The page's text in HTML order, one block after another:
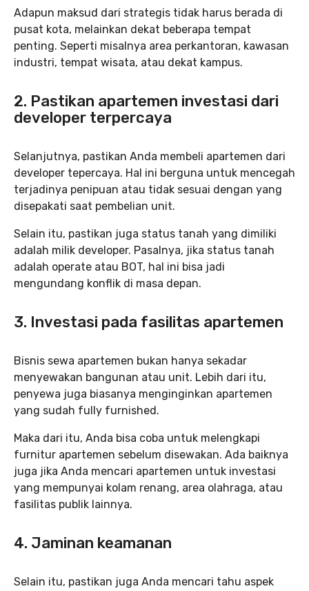
Adapun maksud dari strategis tidak harus berada di
pusat kota, melainkan dekat beberapa tempat
penting. Seperti misalnya area perkantoran, kawasan
industri, tempat wisata, atau dekat kampus.
2. Pastikan apartemen investasi dari
developer terpercaya
Selanjutnya, pastikan Anda membeli apartemen dari
developer tepercaya. Hal ini berguna untuk mencegah
terjadinya penipuan atau tidak sesuai dengan yang
disepakati saat pembelian unit.
Selain itu, pastikan juga status tanah yang dimiliki
adalah milik developer. Pasalnya, jika status tanah
adalah operate atau BOT, hal ini bisa jadi
mengundang konflik di masa depan.
3. Investasi pada fasilitas apartemen
Bisnis sewa apartemen bukan hanya sekadar
menyewakan bangunan atau unit. Lebih dari itu,
penyewa juga biasanya menginginkan apartemen
yang sudah fully furnished.
Maka dari itu, Anda bisa coba untuk melengkapi
furnitur apartemen sebelum disewakan. Ada baiknya
juga jika Anda mencari apartemen untuk investasi
yang mempunyai kolam renang, area olahraga, atau
fasilitas publik lainnya.
4. Jaminan keamanan
Selain itu, pastikan juga Anda mencari tahu aspek